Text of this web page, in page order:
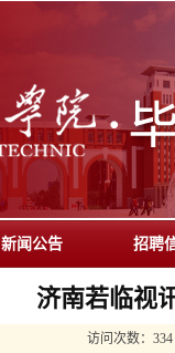
新闻公告 招聘
济南若临视
访问次数： 334